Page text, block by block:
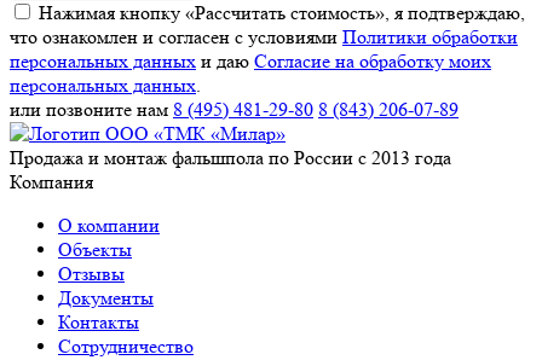
Нажимая кнопку «Рассчитать стоимость», я подтверждаю,
что ознакомлен и согласен с условиями Политики обработки
персональных данных и даю Согласие на обработку моих
персональных данных.
или позвоните нам 8 (495) 481-29-80 8 (843) 206-07-89
Продажа и монтаж фальшпола по России с 2013 года
Компания
О компании
Объекты
Отзывы
Документы
Контакты
Сотрудничество